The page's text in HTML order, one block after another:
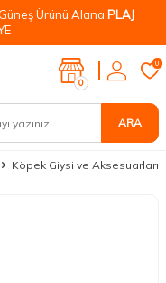
Ürünü Alana PLAJ
ARA
0
0
Köpek Giysi ve Aksesuarları